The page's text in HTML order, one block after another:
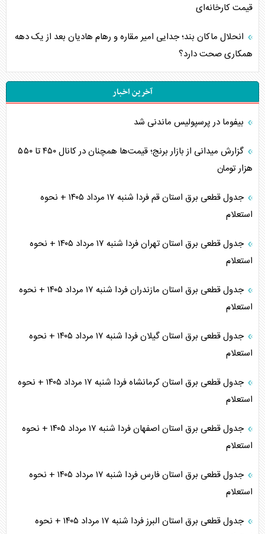
قیمت کارخانه‌ای
انحلال ماکان بند؛ جدایی امیر مقاره و رهام هادیان بعد از یک دهه
همکاری صحت دارد؟
آخرین اخبار
بیفوما در پرسپولیس ماندنی شد
گزارش میدانی از بازار برنج؛ قیمت‌ها همچنان در کانال ۴۵۰ تا ۵۵۰
هزار تومان
جدول قطعی برق استان قم فردا شنبه ۱۷ مرداد ۱۴۰۵ + نحوه
استعلام
جدول قطعی برق استان تهران فردا شنبه ۱۷ مرداد ۱۴۰۵ + نحوه
استعلام
جدول قطعی برق استان مازندران فردا شنبه ۱۷ مرداد ۱۴۰۵ + نحوه
استعلام
جدول قطعی برق استان گیلان فردا شنبه ۱۷ مرداد ۱۴۰۵ + نحوه
استعلام
جدول قطعی برق استان کرمانشاه فردا شنبه ۱۷ مرداد ۱۴۰۵ + نحوه
استعلام
جدول قطعی برق استان اصفهان فردا شنبه ۱۷ مرداد ۱۴۰۵ + نحوه
استعلام
جدول قطعی برق استان فارس فردا شنبه ۱۷ مرداد ۱۴۰۵ + نحوه
استعلام
جدول قطعی برق استان البرز فردا شنبه ۱۷ مرداد ۱۴۰۵ + نحوه